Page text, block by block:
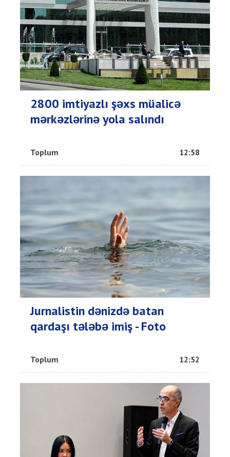
2800 imtiyazlı şəxs müalicə
mərkəzlərinə yola salındı
Toplum 12:58
Jurnalistin dənizdə batan
qardaşı tələbə imiş - Foto
Toplum 12:52